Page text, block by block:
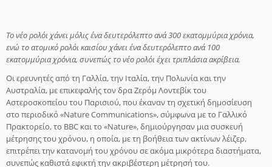
Το νέο ρολόι χάνει μόλις ένα δευτερόλεπτο ανά 300 εκατομμύρια χρόνια,
ενώ το ατομικό ρολόι καισίου χάνει ένα δευτερόλεπτο ανά 100
εκατομμύρια χρόνια, συνεπώς το νέο ρολόι έχει τριπλάσια ακρίβεια.
Οι ερευνητές από τη Γαλλία, την Ιταλία, την Πολωνία και την
Αυστραλία, με επικεφαλής τον δρα Ζερόμ Λοντεβίκ του
Αστεροσκοπείου του Παρισιού, που έκαναν τη σχετική δημοσίευση
στο περιοδικό «Nature Communications», σύμφωνα με το Γαλλικό
Πρακτορείο, το BBC και το «Nature», δημιούργησαν μια συσκευή
μέτρησης του χρόνου, η οποία, με τη βοήθεια των ακτίνων λέιζερ,
επιτρέπει την κατανομή του χρόνου σε ακόμα μικρότερα διαστήματα,
συνεπώς καθιστά εφικτή την ακριβέστερη μέτρησή του.